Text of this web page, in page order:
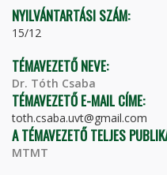
NYILVÁNTARTÁSI SZÁM:
15/12
TÉMAVEZETŐ NEVE:
Dr. Tóth Csaba
TÉMAVEZETŐ E-MAIL CÍME:
toth.csaba.uvt@gmail.com
A TÉMAVEZETŐ TELJES
MTMT